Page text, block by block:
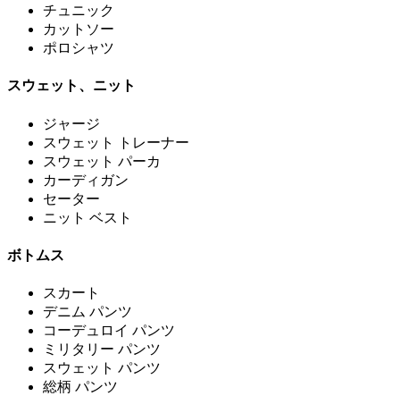
チュニック
カットソー
ポロシャツ
スウェット、ニット
ジャージ
スウェット トレーナー
スウェット パーカ
カーディガン
セーター
ニット ベスト
ボトムス
スカート
デニム パンツ
コーデュロイ パンツ
ミリタリー パンツ
スウェット パンツ
総柄 パンツ